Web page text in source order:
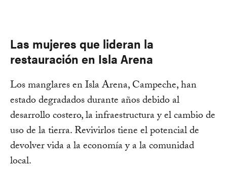
Las mujeres que lideran la
restauración en Isla Arena
Los manglares en Isla Arena, Campeche, han
estado degradados durante años debido al
desarrollo costero, la infraestructura y el cambio de
uso de la tierra. Revivirlos tiene el potencial de
devolver vida a la economía y a la comunidad
local.